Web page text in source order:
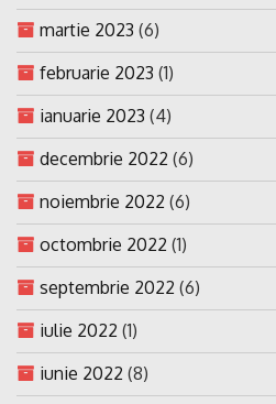
martie 2023 (6)
februarie 2023 (1)
ianuarie 2023 (4)
decembrie 2022 (6)
noiembrie 2022 (6)
octombrie 2022 (1)
septembrie 2022 (6)
iulie 2022 (1)
iunie 2022 (8)